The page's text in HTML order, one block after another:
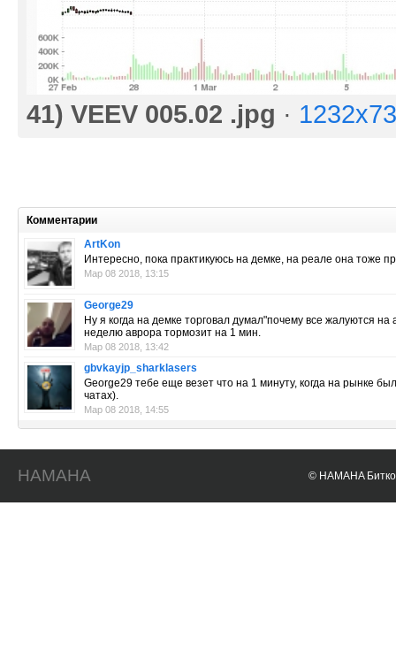
41) VEEV 005.02 .jpg ·
Комментарии
ArtKon
Интересно, пока практикуюсь на демке, на реале она тоже
Мар 08 2018, 13:15
George29
Ну я когда на демке торговал думал"почему все жалуются
неделю аврора тормозит на 1 мин.
Мар 08 2018, 13:42
gbvkayjp_sharklasers
George29 тебе еще везет что на 1 минуту, когда на рынке
чатах).
Мар 08 2018, 14:55
HAMAHA © HAMAHA